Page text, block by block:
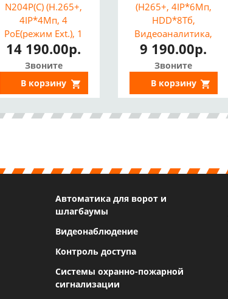
N204P(C) (H.265+,
4IP*4Мп, 4
PoE(режим Ext.), 1
RCA, HDD*8Тб)^
14 190.00р.
Звоните
В корзину
(H265+, 4IP*6Мп,
HDD*8Тб,
Видеоаналитика,
Аналог DS-7104NI-
9 190.00р.
Звоните
В корзину
Автоматика для ворот и
шлагбаумы
Видеонаблюдение
Контроль доступа
Системы охранно-пожарной
сигнализации